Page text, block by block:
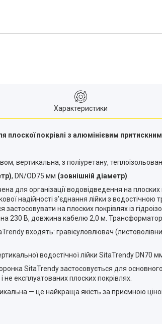
Характеристики
плоскої покрівлі з алюмінієвим
вертикальна, з поліуретану,
, DN/OD75 мм (зовнішній діаметр)
для організації водовідведення на
надійності з'єднання лійки з водостічною
на плоских покрівлях із
230 В, довжина кабелю 2,0 м. Трансформатор
входять: гравієуловлювач
водостічної лійки SitaTrendy DN70
SitaTrendy застосовується для
не експлуатованих плоских покрівлях.
— це найкраща якість за приємною